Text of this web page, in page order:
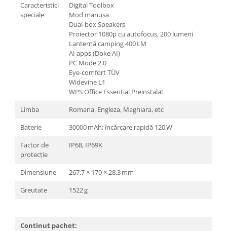
Caracteristici
speciale
Digital Toolbox
Mod manusa
Dual‑box Speakers
Proiector 1080p cu autofocus, 200 lumeni
Lanternă camping 400 LM
AI apps (Doke AI)
PC Mode 2.0
Eye‑comfort TÜV
Widevine L1
WPS Office Essential Preinstalat
Limba
Romana, Engleza, Maghiara, etc
Baterie
30000 mAh; încărcare rapidă 120 W
Factor de
protecție
IP68, IP69K
Dimensiune
267.7 × 179 × 28.3 mm
Greutate
1522 g
Continut pachet: